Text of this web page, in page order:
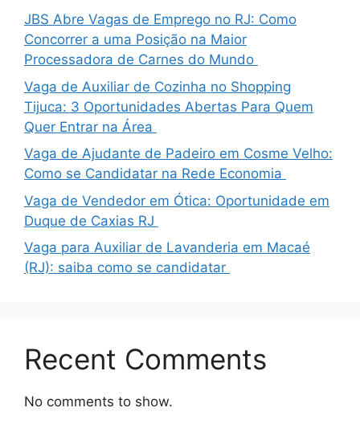
JBS Abre Vagas de Emprego no RJ: Como
Concorrer a uma Posição na Maior
Processadora de Carnes do Mundo
Vaga de Auxiliar de Cozinha no Shopping
Tijuca: 3 Oportunidades Abertas Para Quem
Quer Entrar na Área
Vaga de Ajudante de Padeiro em Cosme Velho:
Como se Candidatar na Rede Economia
Vaga de Vendedor em Ótica: Oportunidade em
Duque de Caxias RJ
Vaga para Auxiliar de Lavanderia em Macaé
(RJ): saiba como se candidatar
Recent Comments
No comments to show.